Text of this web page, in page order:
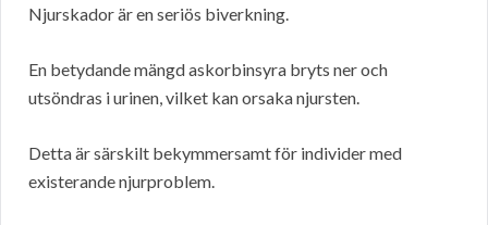
Njurskador är en seriös biverkning.
En betydande mängd askorbinsyra bryts ner och
utsöndras i urinen, vilket kan orsaka njursten.
Detta är särskilt bekymmersamt för individer med
existerande njurproblem.